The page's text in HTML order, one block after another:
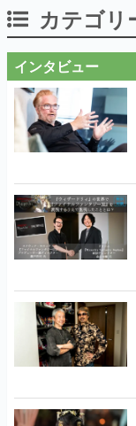
カテゴリ
インタビュー